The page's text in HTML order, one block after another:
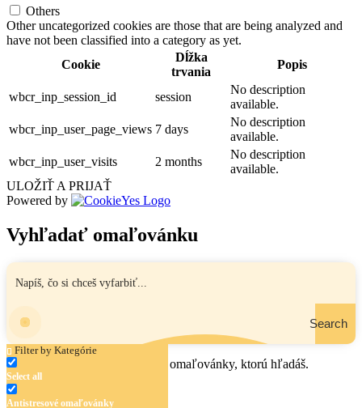
Others
Other uncategorized cookies are those that are being analyzed and
have not been classified into a category as yet.
Cookie
Dĺžka
trvania
Popis
wbcr_inp_session_id session
No description
available.
wbcr_inp_user_page_views 7 days
No description
available.
wbcr_inp_user_visits
2 months
No description
available.
ULOŽIŤ A PRIJAŤ
Powered by
Vyhľadať omaľovánku
Search
Filter by Kategórie
Select all
Antistresové omaľovánky
Zadaj názov, oblasť alebo tému omaľovánky, ktorú hľadáš.